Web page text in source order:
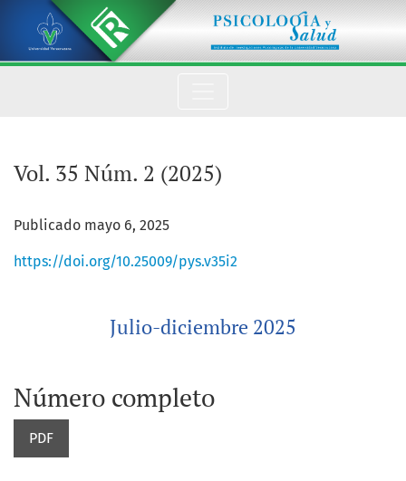
Vol. 35 Núm. 2 (2025): Julio-diciembre 2025
Vol. 35 Núm. 2 (2025)
Publicado mayo 6, 2025
https://doi.org/10.25009/pys.v35i2
Julio-diciembre 2025
Número completo
PDF